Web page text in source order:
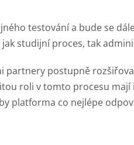
testování a bude se
studijní proces, tak
partnery postupně
roli v tomto procesu
platforma co nejlépe